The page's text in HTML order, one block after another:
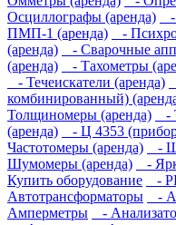
Осциллографы (аренда)
-
ПМП-1 (аренда)
-
(аренда)
- Сварочные
(аренда)
- Тахометры
- Течеискатели (аренда)
комбинированный)
Толщиномеры (аренда)
-
(аренда)
- Ц 4353
Частотомеры (аренда)
-
Шумомеры (аренда)
-
Купить оборудование
-
Автотрансформаторы
-
Амперметры
-